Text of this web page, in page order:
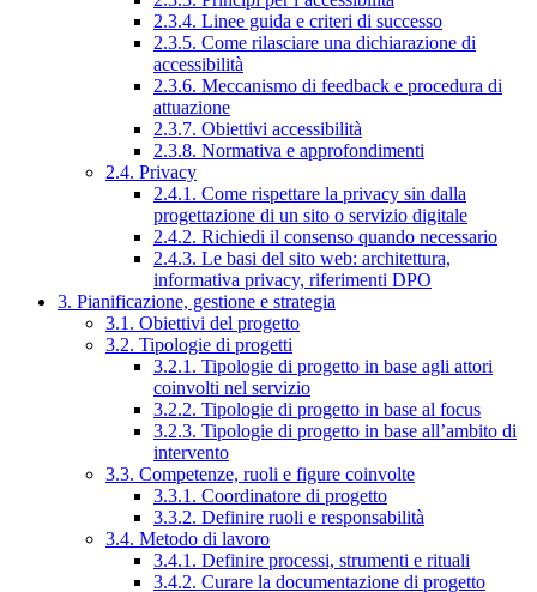
2.3.4. Linee guida e criteri di successo
2.3.5. Come rilasciare una dichiarazione di
accessibilità
2.3.6. Meccanismo di feedback e procedura di
attuazione
2.3.7. Obiettivi accessibilità
2.3.8. Normativa e approfondimenti
2.4. Privacy
2.4.1. Come rispettare la privacy sin dalla
progettazione di un sito o servizio digitale
2.4.2. Richiedi il consenso quando necessario
2.4.3. Le basi del sito web: architettura,
informativa privacy, riferimenti DPO
3. Pianificazione, gestione e strategia
3.1. Obiettivi del progetto
3.2. Tipologie di progetti
3.2.1. Tipologie di progetto in base agli attori
coinvolti nel servizio
3.2.2. Tipologie di progetto in base al focus
3.2.3. Tipologie di progetto in base all’ambito di
intervento
3.3. Competenze, ruoli e figure coinvolte
3.3.1. Coordinatore di progetto
3.3.2. Definire ruoli e responsabilità
3.4. Metodo di lavoro
3.4.1. Definire processi, strumenti e rituali
3.4.2. Curare la documentazione di progetto